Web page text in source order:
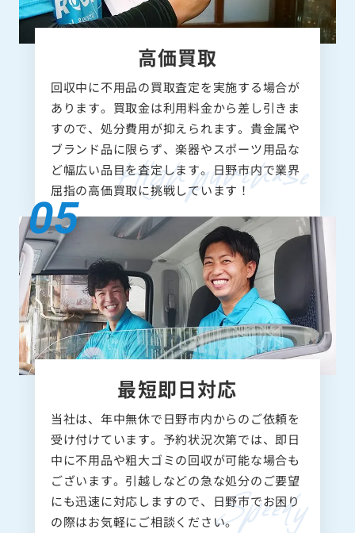
高価買取
回収中に不用品の買取査定を実施する場合が
あります。買取金は利用料金から差し引きま
すので、処分費用が抑えられます。貴金属や
ブランド品に限らず、楽器やスポーツ用品な
ど幅広い品目を査定します。日野市内で業界
屈指の高価買取に挑戦しています！
最短即日対応
当社は、年中無休で日野市内からのご依頼を
受け付けています。予約状況次第では、即日
中に不用品や粗大ゴミの回収が可能な場合も
ございます。引越しなどの急な処分のご要望
にも迅速に対応しますので、日野市でお困り
の際はお気軽にご相談ください。